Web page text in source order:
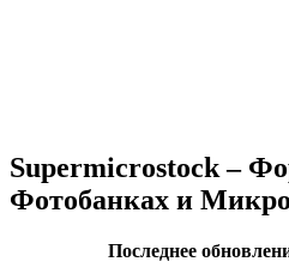
Supermicrostock –
Фотобанках и
Последнее